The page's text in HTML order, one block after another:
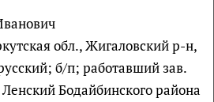
обл., Жигаловский р-н,
б/п; работавший зав.
Бодайбинского района